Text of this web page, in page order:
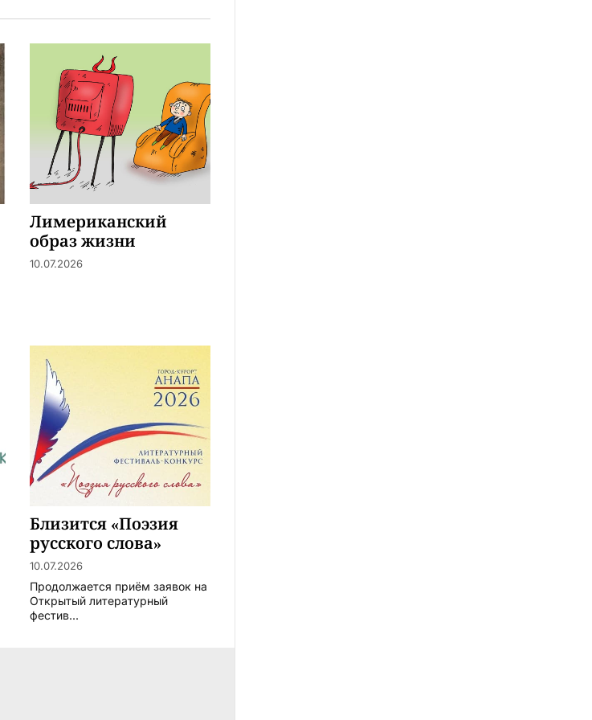
Лимериканский
образ жизни
10.07.2026
Близится «Поэзия
русского слова»
10.07.2026
Продолжается приём заявок на
Открытый литературный
фестив...